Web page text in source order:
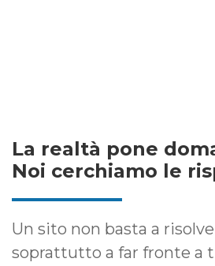
La realtà pone
Noi cerchiamo le
Un sito non basta a
soprattutto a far fronte a